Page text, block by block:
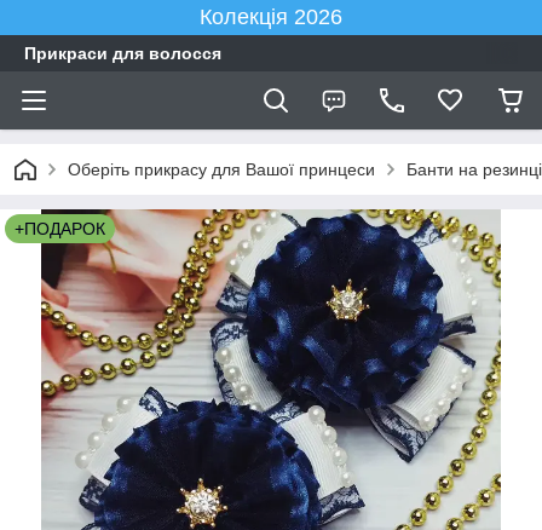
Колекція 2026
Прикраси для волосся
Оберіть прикрасу для Вашої принцеси Банти на резинці
+ПОДАРОК